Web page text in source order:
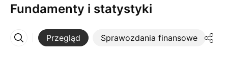
Fundamenty i statystyki
Przegląd Sprawozdania finansowe
Więcej